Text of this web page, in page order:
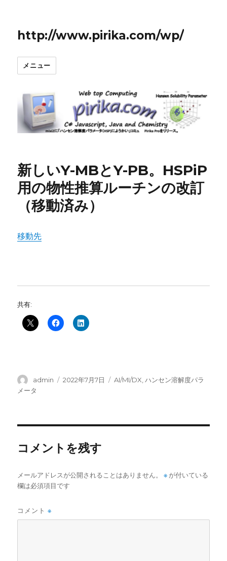
http://www.pirika.com/wp/
メニュー
新しいY-MBとY-PB。HSPiP
用の物性推算ルーチンの改訂
（移動済み）
移動先
共有:
投
稿
admin
投
2022年7月7日
カ
AI/MI/DX ,ハンセン溶解度パラ
メータ
コメントを残す
メールアドレスが公開されることはありません。 ※ が付いている
欄は必須項目です
コメント※